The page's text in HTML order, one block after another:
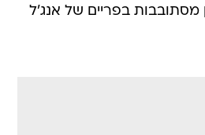
מסתובבות בפריים של אנג'ל